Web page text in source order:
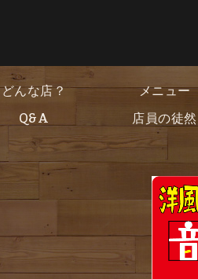
どんな店？ メニュー
Q&A 店員の徒然